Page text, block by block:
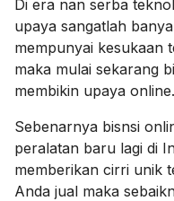
Di era nan serba
upaya sangatlah
mempunyai kesukaan
maka mulai sekarang
membikin upaya online.
Sebenarnya bisnsi
peralatan baru lagi di
memberikan cirri unik
Anda jual maka